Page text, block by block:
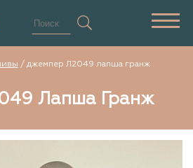
/ джемпер Л2049 лапша гранж
Лапша Гранж